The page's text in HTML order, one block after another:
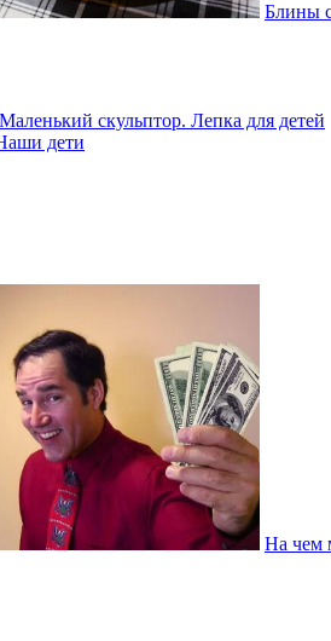
Блины
Маленький скульптор. Лепка для детей
дети
На чем